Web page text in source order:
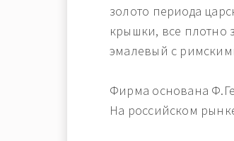
золото периода
крышки, все плотно
эмалевый с
Фирма основана
На российском